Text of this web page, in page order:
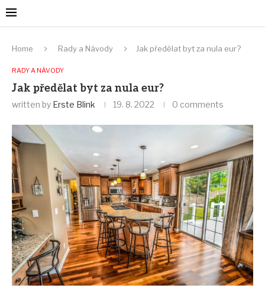
Home Rady a Návody Jak předělat byt za nula eur?
RADY A NÁVODY
Jak předělat byt za nula eur?
written by Erste Blink 19. 8. 2022 0 comments